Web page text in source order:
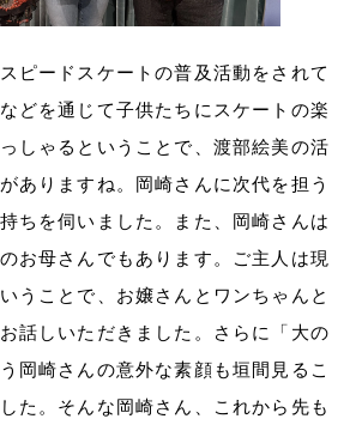
ピードスケートの普及活動をされて
どを通じて子供たちにスケートの楽
しゃるということで、渡部絵美の活
ありますね。岡崎さんに次代を担う
ちを伺いました。また、岡崎さんは
お母さんでもあります。ご主人は現
うことで、お嬢さんとワンちゃんと
話しいただきました。さらに「大の
岡崎さんの意外な素顔も垣間見るこ
た。そんな岡崎さん、これから先も